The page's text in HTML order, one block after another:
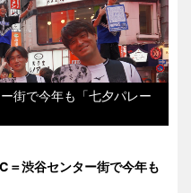
街で今年も「七夕パレー
＝渋谷センター街で今年も